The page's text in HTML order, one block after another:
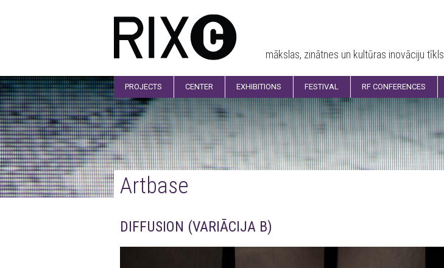
mākslas, zinātnes un kultūras inovāciju tīkls
PROJECTS CENTER EXHIBITIONS FESTIVAL RF CONFERENCES
Artbase
DIFFUSION (VARIĀCIJA B)